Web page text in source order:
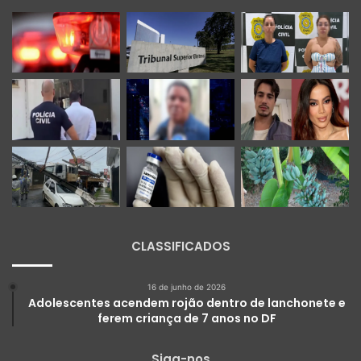
CLASSIFICADOS
16 de junho de 2026
Adolescentes acendem rojão dentro de lanchonete e
ferem criança de 7 anos no DF